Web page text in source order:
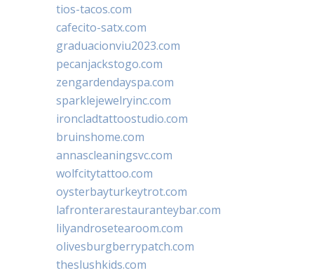
tios-tacos.com
cafecito-satx.com
graduacionviu2023.com
pecanjackstogo.com
zengardendayspa.com
sparklejewelryinc.com
ironcladtattoostudio.com
bruinshome.com
annascleaningsvc.com
wolfcitytattoo.com
oysterbayturkeytrot.com
lafronterarestauranteybar.com
lilyandrosetearoom.com
olivesburgberrypatch.com
theslushkids.com